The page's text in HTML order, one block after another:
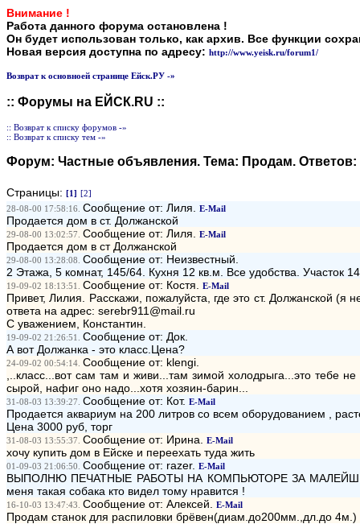
Внимание !
Работа данного форума остановлена !
Он будет использован только, как архив. Все функции
Новая версия доступна по адресу: http://www.yeisk.ru/forum1/
Возврат к основноей странице Ейск.РУ -»
:: Форумы на ЕЙСК.RU ::
:: Возврат к списку форумов -»
:: Возврат к списку тем -»
Форум: Частные объявления. Тема: Продам. Ответов:
Страницы: [1] [2]
28-08-00 17:58:16. Сообщение от: Лиля. E-Mail
Продается дом в ст. Должанской
29-08-00 13:02:57. Сообщение от: Лиля. E-Mail
Продается дом в ст Должанской
29-08-00 13:28:08. Сообщение от: Неизвестный.
2 Этажа, 5 комнат, 145/64. Кухня 12 кв.м. Все удобства. Участок
19-09-02 18:13:51. Сообщение от: Костя. E-Mail
Привет, Лилия. Расскажи, пожалуйста, где это ст. Должанской
ответа на адрес: serebr911@mail.ru
С уважением, Константин.
19-09-02 21:26:51. Сообщение от: Док.
А вот Должанка - это класс.Цена?
24-09-02 00:54:14. Сообщение от: klengi.
,..класс...вот сам там и живи...там зимой холодрыга...это тебе
сырой, нафиг оно надо...хотя хозяин-барин...
31-08-03 13:39:27. Сообщение от: Кот. E-Mail
Продается аквариум на 200 литров со всем оборудованием ,
Цена 3000 руб, торг
31-08-03 13:55:37. Сообщение от: Ирина. E-Mail
хочу купить дом в Ейске и переехать туда жить
01-09-03 21:06:50. Сообщение от: razer. E-Mail
ВЫПОЛНЮ ПЕЧАТНЫЕ РАБОТЫ НА КОМПЬЮТОРЕ ЗА
меня такая собака кто видел тому нравится !
16-10-03 13:47:43. Сообщение от: Алексей. E-Mail
Продам станок для распиловки брёвен(диам.до200мм.,дл.до